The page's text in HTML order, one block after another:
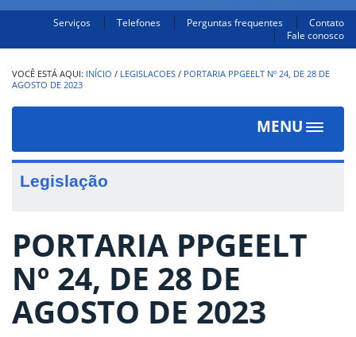
Serviços Telefones Perguntas frequentes
Contato
Fale conosco
INÍCIO / LEGISLACOES / PORTARIA PPGEELT Nº 24, DE 28 DE
AGOSTO DE 2023
MENU
Toggle
Legislação
PORTARIA PPGEELT
Nº 24, DE 28 DE
AGOSTO DE 2023